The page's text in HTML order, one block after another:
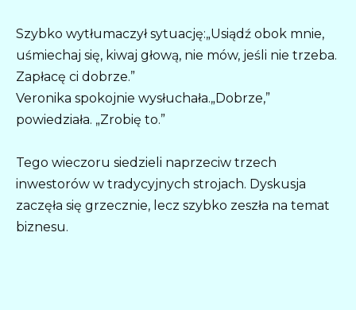
Szybko wytłumaczył sytuację:„Usiądź obok mnie,
uśmiechaj się, kiwaj głową, nie mów, jeśli nie trzeba.
Zapłacę ci dobrze.”
Veronika spokojnie wysłuchała.„Dobrze,”
powiedziała. „Zrobię to.”
Tego wieczoru siedzieli naprzeciw trzech
inwestorów w tradycyjnych strojach. Dyskusja
zaczęła się grzecznie, lecz szybko zeszła na temat
biznesu.